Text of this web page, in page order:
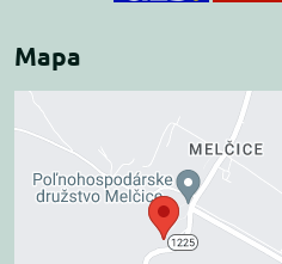
Mapa
Externý obsah je
blokovaný Voľbami
súkromia
Prajete si načítať externý obsah?